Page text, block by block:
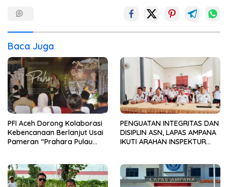
Baca Juga
PFI Aceh Dorong Kolaborasi
Kebencanaan Berlanjut Usai
Pameran “Prahara Pulau
PENGUATAN INTEGRITAS DAN
DISIPLIN ASN, LAPAS AMPANA
IKUTI ARAHAN INSPEKTUR